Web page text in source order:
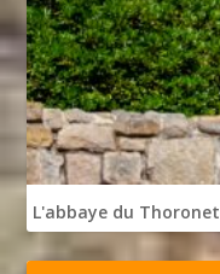
L'abbaye du Thoronet